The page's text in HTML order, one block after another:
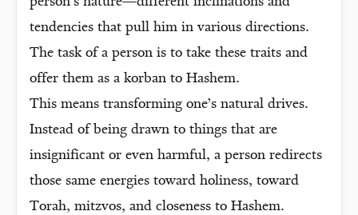
tendencies that pull him in various directions.
The task of a person is to take these traits and
offer them as a korban to Hashem.
This means transforming one’s natural drives.
Instead of being drawn to things that are
insignificant or even harmful, a person redirects
those same energies toward holiness, toward
Torah, mitzvos, and closeness to Hashem.